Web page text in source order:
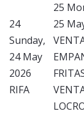
24
Sunday,
24 May
2026
RIFA
25
25